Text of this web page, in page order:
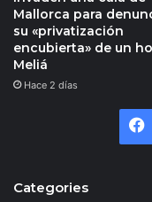
Mallorca para
su «privatización
encubierta» de un
Meliá
Hace 2 días
Categories